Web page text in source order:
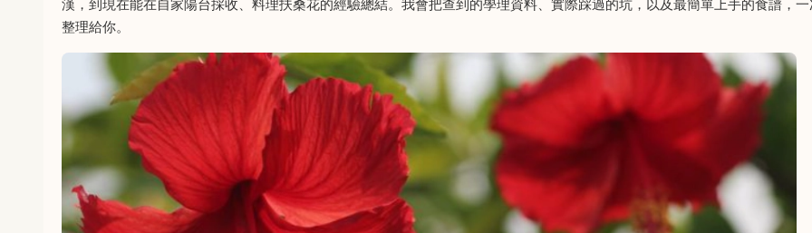
漢，到現在能在自家陽台採收、料理扶桑花的經驗總結。我會把查到的學理資料、實際踩過的坑，以及最簡單上手的食譜，
整理給你。